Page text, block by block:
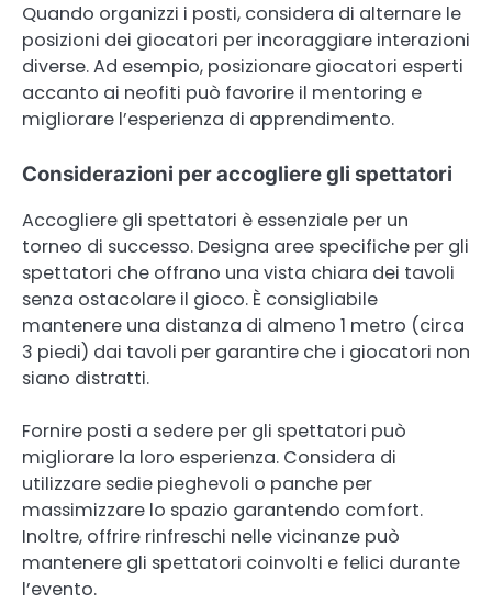
Quando organizzi i posti, considera di alternare le
posizioni dei giocatori per incoraggiare interazioni
diverse. Ad esempio, posizionare giocatori esperti
accanto ai neofiti può favorire il mentoring e
migliorare l’esperienza di apprendimento.
Considerazioni per accogliere gli spettatori
Accogliere gli spettatori è essenziale per un
torneo di successo. Designa aree specifiche per gli
spettatori che offrano una vista chiara dei tavoli
senza ostacolare il gioco. È consigliabile
mantenere una distanza di almeno 1 metro (circa
3 piedi) dai tavoli per garantire che i giocatori non
siano distratti.
Fornire posti a sedere per gli spettatori può
migliorare la loro esperienza. Considera di
utilizzare sedie pieghevoli o panche per
massimizzare lo spazio garantendo comfort.
Inoltre, offrire rinfreschi nelle vicinanze può
mantenere gli spettatori coinvolti e felici durante
l’evento.